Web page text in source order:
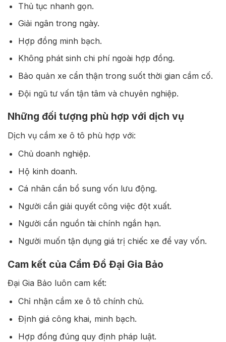
Thủ tục nhanh gọn.
Giải ngân trong ngày.
Hợp đồng minh bạch.
Không phát sinh chi phí ngoài hợp đồng.
Bảo quản xe cẩn thận trong suốt thời gian cầm cố.
Đội ngũ tư vấn tận tâm và chuyên nghiệp.
Những đối tượng phù hợp với dịch vụ
Dịch vụ cầm xe ô tô phù hợp với:
Chủ doanh nghiệp.
Hộ kinh doanh.
Cá nhân cần bổ sung vốn lưu động.
Người cần giải quyết công việc đột xuất.
Người cần nguồn tài chính ngắn hạn.
Người muốn tận dụng giá trị chiếc xe để vay vốn.
Cam kết của Cầm Đồ Đại Gia Bảo
Đại Gia Bảo luôn cam kết:
Chỉ nhận cầm xe ô tô chính chủ.
Định giá công khai, minh bạch.
Hợp đồng đúng quy định pháp luật.